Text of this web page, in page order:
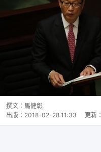
撰文： 馬健彰
出版： 2018-02-28 11:33 更新：